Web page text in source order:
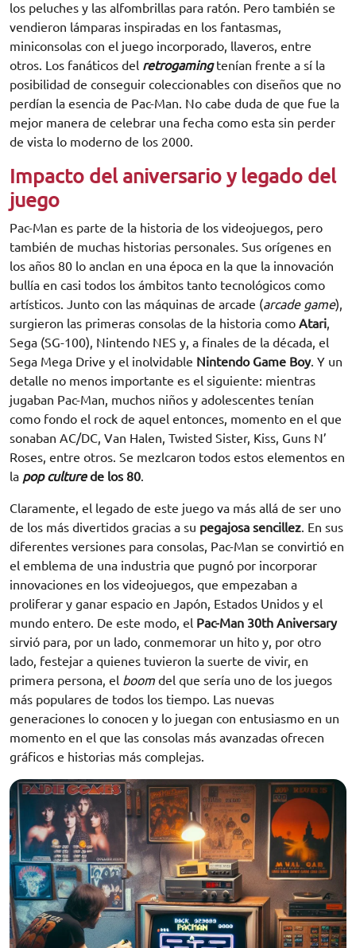
los peluches y las alfombrillas para ratón. Pero también se
vendieron lámparas inspiradas en los fantasmas,
miniconsolas con el juego incorporado, llaveros, entre
otros. Los fanáticos del retrogamingtenían frente a sí la
posibilidad de conseguir coleccionables con diseños que no
perdían la esencia de Pac-Man. No cabe duda de que fue la
mejor manera de celebrar una fecha como esta sin perder
de vista lo moderno de los 2000.
Impacto del aniversario y legado del
juego
Pac-Man es parte de la historia de los videojuegos, pero
también de muchas historias personales. Sus orígenes en
los años 80 lo anclan en una época en la que la innovación
bullía en casi todos los ámbitos tanto tecnológicos como
artísticos. Junto con las máquinas de arcade (arcade game),
surgieron las primeras consolas de la historia como Atari,
Sega (SG-100), Nintendo NES y, a finales de la década, el
Sega Mega Drive y el inolvidable Nintendo Game Boy. Y un
detalle no menos importante es el siguiente: mientras
jugaban Pac-Man, muchos niños y adolescentes tenían
como fondo el rock de aquel entonces, momento en el que
sonaban AC/DC, Van Halen, Twisted Sister, Kiss, Guns N’
Roses, entre otros. Se mezlcaron todos estos elementos en
la pop culturede los 80.
Claramente, el legado de este juego va más allá de ser uno
de los más divertidos gracias a su pegajosa sencillez. En sus
diferentes versiones para consolas, Pac-Man se convirtió en
el emblema de una industria que pugnó por incorporar
innovaciones en los videojuegos, que empezaban a
proliferar y ganar espacio en Japón, Estados Unidos y el
mundo entero. De este modo, el Pac-Man 30th Aniversary
sirvió para, por un lado, conmemorar un hito y, por otro
lado, festejar a quienes tuvieron la suerte de vivir, en
primera persona, el boom del que sería uno de los juegos
más populares de todos los tiempo. Las nuevas
generaciones lo conocen y lo juegan con entusiasmo en un
momento en el que las consolas más avanzadas ofrecen
gráficos e historias más complejas.